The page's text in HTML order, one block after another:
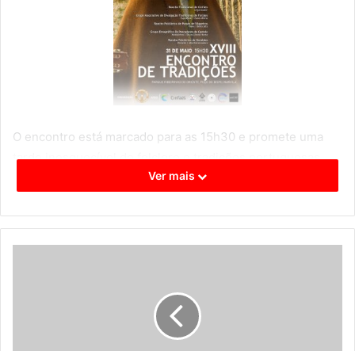
O encontro está marcado para as 15h30 e promete uma
tarde inesquecível de folclore e tradições portuguesas
com a participação de diversos ranchos e grupos
Rancho Tradicional de Cinfães, Grupo Associativo de
Apareça, a entrada é livre e oferece boa música, dança e
Ver mais